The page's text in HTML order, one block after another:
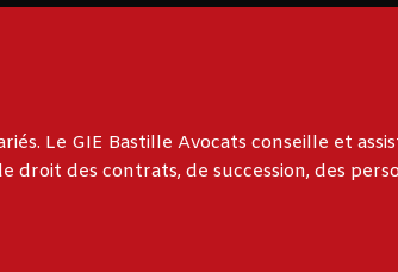
Le GIE Bastille Avocats conseille et
des contrats, de succession, des